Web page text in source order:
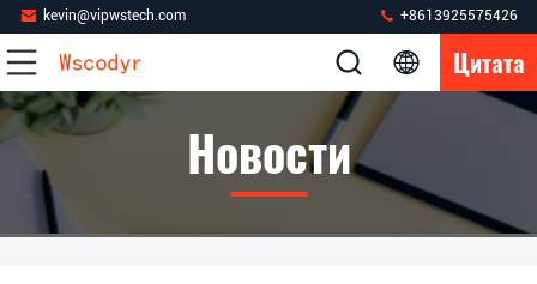
kevin@vipwstech.com +8613925575426
Цитата
Новости